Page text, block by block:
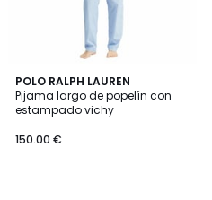
POLO RALPH LAUREN
Pijama largo de popelín con
estampado vichy
150.00 €
4,4
/ 5